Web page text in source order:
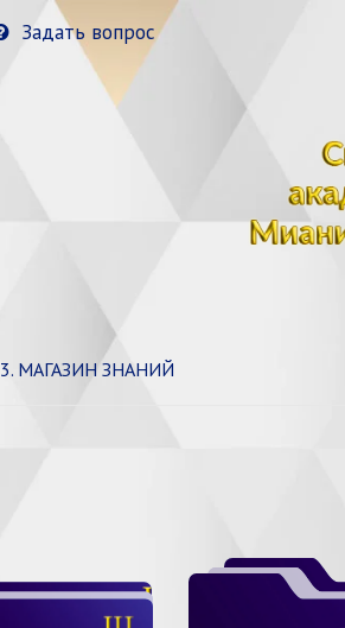
Задать вопрос
3. МАГАЗИН ЗНАНИЙ